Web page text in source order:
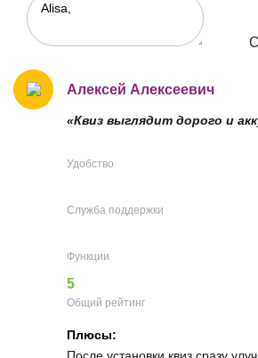
Алексей Алексеевич
«Квиз выглядит дорого и
Удобство
Служба поддержки
Функции
5
Общий рейтинг
Плюсы: